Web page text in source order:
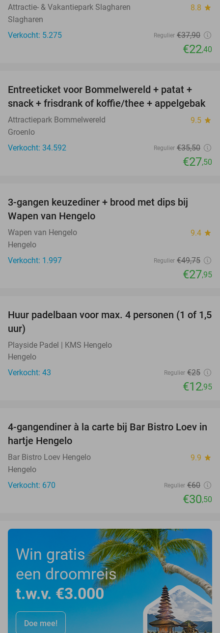
Attractie- & Vakantiepark Slagharen 8.8 star
Slagharen
Verkocht: 5.275
Regulier €37,90
€22,40
23%
Entreeticket voor Bommelwereld + patat +
snack + frisdrank of koffie/thee + appelgebak
Attractiepark Bommelwereld 9.5 star
Groenlo
Verkocht: 34.592
Regulier €35,50
€27,50
3-gangen keuzediner + brood met dips bij
Wapen van Hengelo
Wapen van Hengelo 9.4 star
Hengelo
Verkocht: 1.997
Regulier €49,75
€27,95
48%
Huur padelbaan voor max. 4 personen (1 of 1,5
uur)
Playside Padel | KMS Hengelo
Hengelo
Verkocht: 43
Regulier €25
€12,95
49%
4-gangendiner à la carte bij Bar Bistro Loev in
hartje Hengelo
Bar Bistro Loev Hengelo 9.9 star
Hengelo
Verkocht: 670
Regulier €60
€30,50
Win gratis
een droomreis
t.w.v. €3.000
Doe mee!